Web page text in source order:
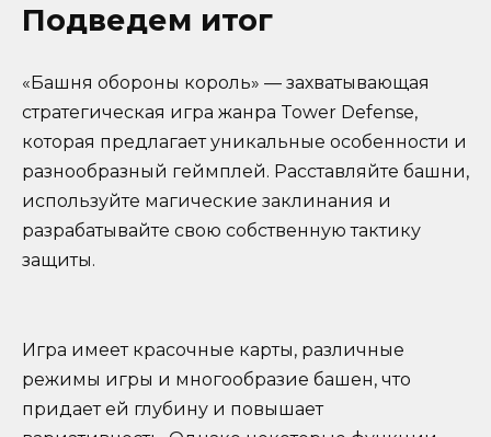
Подведем итог
«Башня обороны король» — захватывающая
стратегическая игра жанра Tower Defense,
которая предлагает уникальные особенности и
разнообразный геймплей. Расставляйте башни,
используйте магические заклинания и
разрабатывайте свою собственную тактику
защиты.
Игра имеет красочные карты, различные
режимы игры и многообразие башен, что
придает ей глубину и повышает